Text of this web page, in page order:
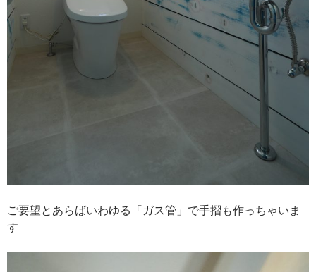
ご要望とあらばいわゆる「ガス管」で手摺も作っちゃいま
す